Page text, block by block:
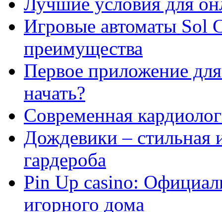
Игровые автоматы Sol
преимущества
Первое приложение
начать?
Современная
Дождевики – стильная
гардероба
Pin Up casino:
игорного дома